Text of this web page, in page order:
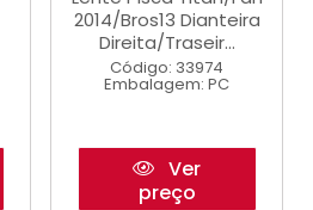
2014/Bros13 Dianteira
Direita/Traseir...
Código: 33974
Embalagem: PC
Ver
preço